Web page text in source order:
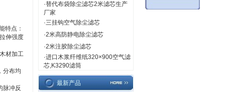
特点：
伸强度
材加工
分布均
脉冲反
·替代布袋除尘滤芯2米滤芯生产
厂家
·三挂钩空气除尘滤芯
·2米高防静电除尘滤芯
·2米注胶除尘滤芯
·进口木浆纤维纸320×900空气滤
芯,K3290滤筒
最新产品